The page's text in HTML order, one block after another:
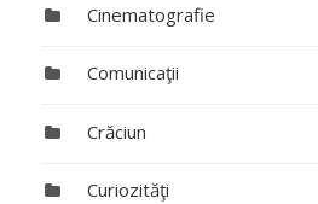
Cinematografie
Comunicaţii
Crăciun
Curiozităţi